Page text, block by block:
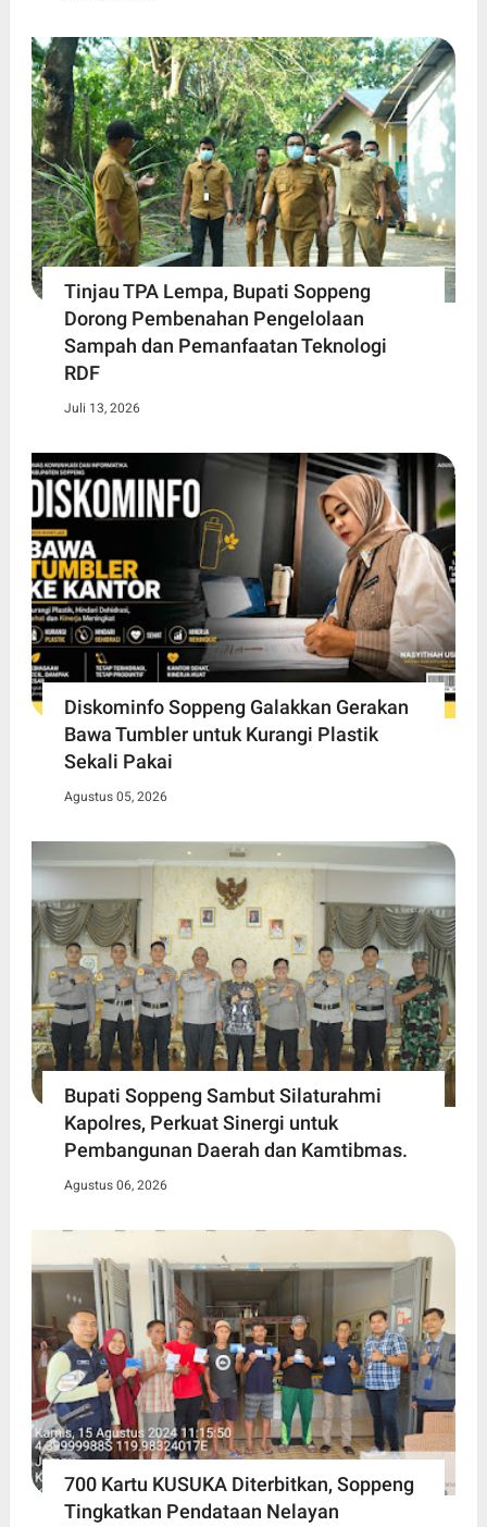
Tinjau TPA Lempa, Bupati Soppeng
Dorong Pembenahan Pengelolaan
Sampah dan Pemanfaatan Teknologi
RDF
Juli 13, 2026
Diskominfo Soppeng Galakkan Gerakan
Bawa Tumbler untuk Kurangi Plastik
Sekali Pakai
Agustus 05, 2026
Bupati Soppeng Sambut Silaturahmi
Kapolres, Perkuat Sinergi untuk
Pembangunan Daerah dan Kamtibmas.
Agustus 06, 2026
700 Kartu KUSUKA Diterbitkan, Soppeng
Tingkatkan Pendataan Nelayan